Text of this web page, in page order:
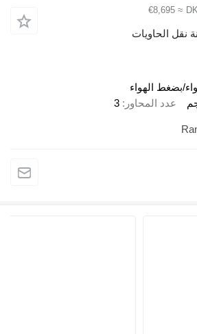
≈ €8,695
نقل الحاويات
بضغط الهواء
عدد المحاور 3